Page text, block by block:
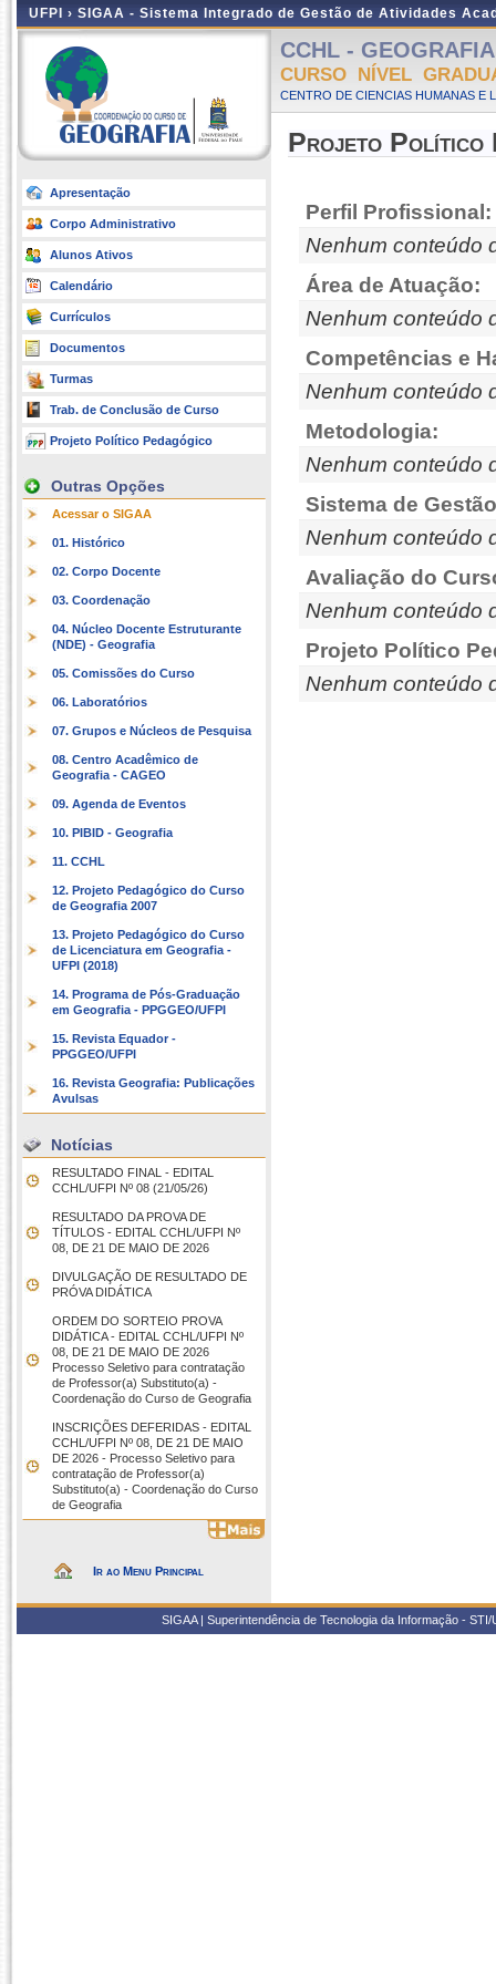
UFPI › SIGAA - Sistema Integrado de Gestão de Atividades
Apresentação
Corpo Administrativo
Alunos Ativos
Calendário
Currículos
Documentos
Turmas
Trab. de Conclusão de Curso
Projeto Político Pedagógico
Outras Opções
Acessar o SIGAA
01. Histórico
02. Corpo Docente
03. Coordenação
04. Núcleo Docente Estruturante
(NDE) - Geografia
05. Comissões do Curso
06. Laboratórios
07. Grupos e Núcleos de Pesquisa
08. Centro Acadêmico de
Geografia - CAGEO
09. Agenda de Eventos
10. PIBID - Geografia
11. CCHL
12. Projeto Pedagógico do Curso
de Geografia 2007
13. Projeto Pedagógico do Curso
de Licenciatura em Geografia -
UFPI (2018)
14. Programa de Pós-Graduação
em Geografia - PPGGEO/UFPI
15. Revista Equador -
PPGGEO/UFPI
16. Revista Geografia: Publicações
Avulsas
Notícias
RESULTADO FINAL - EDITAL
CCHL/UFPI Nº 08 (21/05/26)
RESULTADO DA PROVA DE
TÍTULOS - EDITAL CCHL/UFPI Nº
08, DE 21 DE MAIO DE 2026
DIVULGAÇÃO DE RESULTADO DE
PRÓVA DIDÁTICA
ORDEM DO SORTEIO PROVA
DIDÁTICA - EDITAL CCHL/UFPI Nº
08, DE 21 DE MAIO DE 2026
Processo Seletivo para contratação
de Professor(a) Substituto(a) -
Coordenação do Curso de Geografia
INSCRIÇÕES DEFERIDAS - EDITAL
CCHL/UFPI Nº 08, DE 21 DE MAIO
DE 2026 - Processo Seletivo para
contratação de Professor(a)
Substituto(a) - Coordenação do Curso
de Geografia
Ir ao Menu Principal
CCHL -
CURSO NÍVEL
CENTRO DE CIENCIAS HUMANAS E
Projeto Político
Perfil Profissional:
Nenhum conteúdo
Área de Atuação:
Nenhum conteúdo
Competências e
Nenhum conteúdo
Metodologia:
Nenhum conteúdo
Sistema de
Nenhum conteúdo
Avaliação do
Nenhum conteúdo
Projeto Político
Nenhum conteúdo
SIGAA | Superintendência de Tecnologia da Informação -